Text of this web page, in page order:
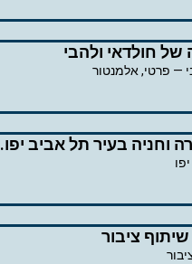
של חולדאי ולהבי
— פרטי, אלמנטור
וחניה בעיר תל אביב יפו.